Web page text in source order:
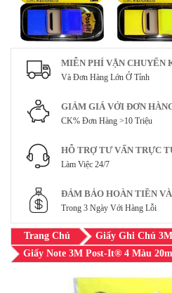
MIỄN PHÍ VẬN CHUYỂN
Và Đơn Hàng Lớn Ở Tỉnh
GIẢM GIÁ VỚI ĐƠN
CK% Đơn Hàng >10 Triệu
HỖ TRỢ TƯ VẤN TRỰC
Làm Việc 24/7
ĐẢM BẢO HOÀN TIỀN
Trong 3 Ngày Với Hàng Lỗi
Trang Chủ
Giấy Ghi Chú
Giấy Note 3M Post-It® 4 Màu